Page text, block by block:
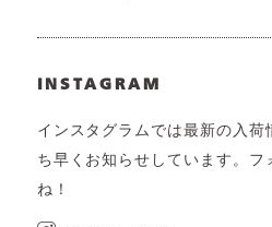
INSTAGRAM
インスタグラムでは最新の入
ち早くお知らせしています。
ね！